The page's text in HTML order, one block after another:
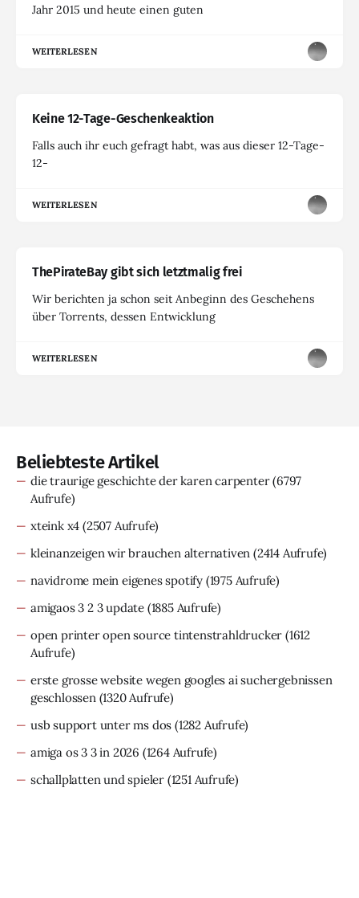
Jahr 2015 und heute einen guten
WEITERLESEN
Keine 12-Tage-Geschenkeaktion
Falls auch ihr euch gefragt habt, was aus dieser 12-Tage-
12-
WEITERLESEN
ThePirateBay gibt sich letztmalig frei
Wir berichten ja schon seit Anbeginn des Geschehens
über Torrents, dessen Entwicklung
WEITERLESEN
Beliebteste Artikel
die traurige geschichte der karen carpenter(6797
Aufrufe)
xteink x4 (2507 Aufrufe)
kleinanzeigen wir brauchen alternativen (2414 Aufrufe)
navidrome mein eigenes spotify (1975 Aufrufe)
amigaos 3 2 3 update (1885 Aufrufe)
open printer open source tintenstrahldrucker (1612
Aufrufe)
erste grosse website wegen googles ai suchergebnissen
geschlossen (1320 Aufrufe)
usb support unter ms dos (1282 Aufrufe)
amiga os 3 3 in 2026 (1264 Aufrufe)
schallplatten und spieler (1251 Aufrufe)